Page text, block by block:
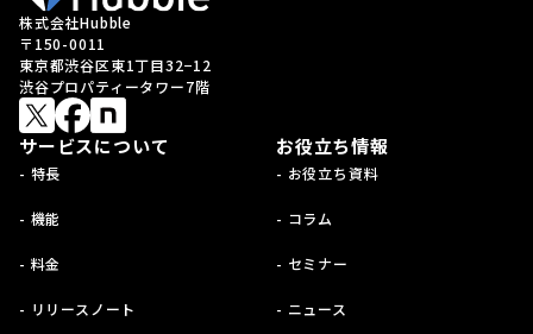
株式会社Hubble
〒150-0011
東京都渋谷区東1丁目32−12
渋谷プロパティータワー7階
サービスについて
- 特長
- 機能
- 料金
- リリースノート
お役立ち情報
- お役立ち資料
- コラム
- セミナー
- ニュース